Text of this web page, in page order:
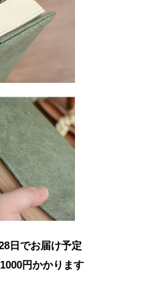
日でお届け予定
1000円かかります